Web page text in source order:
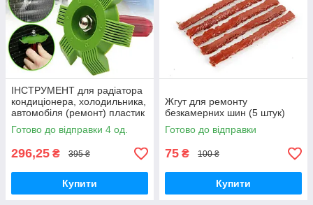
ІНСТРУМЕНТ для радіатора
кондиціонера, холодильника,
автомобіля (ремонт) пластик
Готово до відправки 4 од.
296,25 ₴ 395 ₴
Купити
Жгут для ремонту
безкамерних шин (5 штук)
Готово до відправки
75 ₴ 100 ₴
Купити